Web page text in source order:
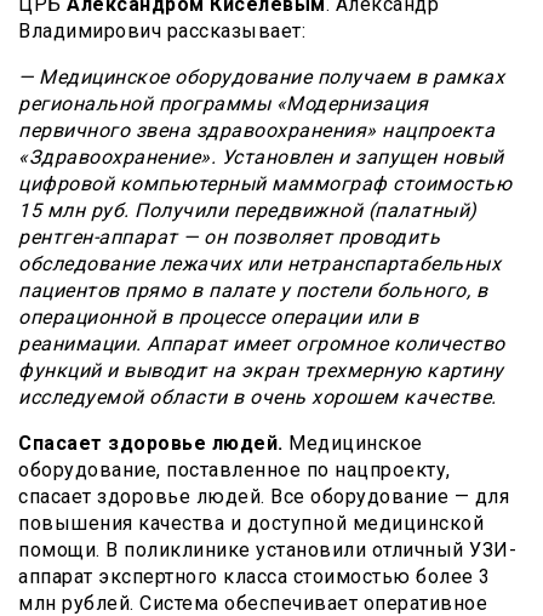
Владимирович рассказывает:
— Медицинское оборудование получаем в рамках
региональной программы «Модернизация
первичного звена здравоохранения» нацпроекта
«Здравоохранение». Установлен и запущен новый
цифровой компьютерный маммограф стоимостью
15 млн руб. Получили передвижной (палатный)
рентген-аппарат — он позволяет проводить
обследование лежачих или нетранспартабельных
пациентов прямо в палате у постели больного, в
операционной в процессе операции или в
реанимации. Аппарат имеет огромное количество
функций и выводит на экран трехмерную картину
исследуемой области в очень хорошем качестве.
Спасает здоровье людей. Медицинское
оборудование, поставленное по нацпроекту,
спасает здоровье людей. Все оборудование — для
повышения качества и доступной медицинской
помощи. В поликлинике установили отличный УЗИ-
аппарат экспертного класса стоимостью более 3
млн рублей. Система обеспечивает оперативное